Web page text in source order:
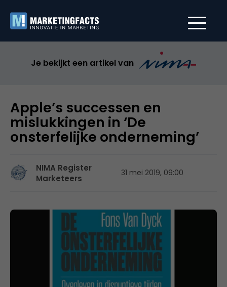
Je bekijkt een artikel van
Apple’s successen en
mislukkingen in ‘De
onsterfelijke onderneming’
NIMA Register
Marketeers
31 mei 2019, 09:00